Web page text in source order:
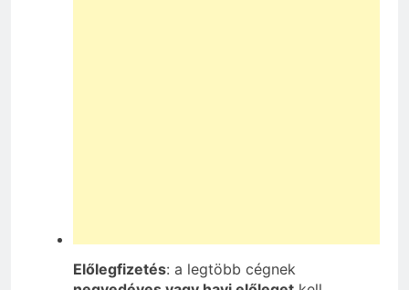
Előlegfizetés: a legtöbb cégnek